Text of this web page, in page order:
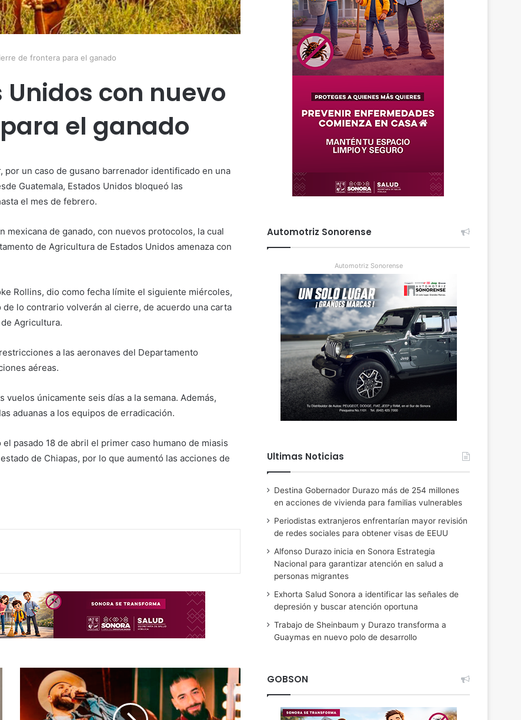
de frontera para el ganado
con nuevo
el ganado
por un caso de gusano barrenador identificado en una
Guatemala, Estados Unidos bloqueó las
el mes de febrero.
de ganado, con nuevos protocolos, la cual
de Agricultura de Estados Unidos amenaza con
Rollins, dio como fecha límite el siguiente miércoles,
lo contrario volverán al cierre, de acuerdo una carta
Agricultura.
a las aeronaves del Departamento
aéreas.
únicamente seis días a la semana. Además,
aduanas a los equipos de erradicación.
pasado 18 de abril el primer caso humano de miasis
de Chiapas, por lo que aumentó las acciones de
Automotriz Sonorense
Automotriz Sonorense
Ultimas Noticias
Destina Gobernador Durazo más de 254 millones
en acciones de vivienda para familias vulnerables
Periodistas extranjeros enfrentarían mayor revisión
de redes sociales para obtener visas de EEUU
Alfonso Durazo inicia en Sonora Estrategia
Nacional para garantizar atención en salud a
personas migrantes
Exhorta Salud Sonora a identificar las señales de
depresión y buscar atención oportuna
Trabajo de Sheinbaum y Durazo transforma a
Guaymas en nuevo polo de desarrollo
GOBSON